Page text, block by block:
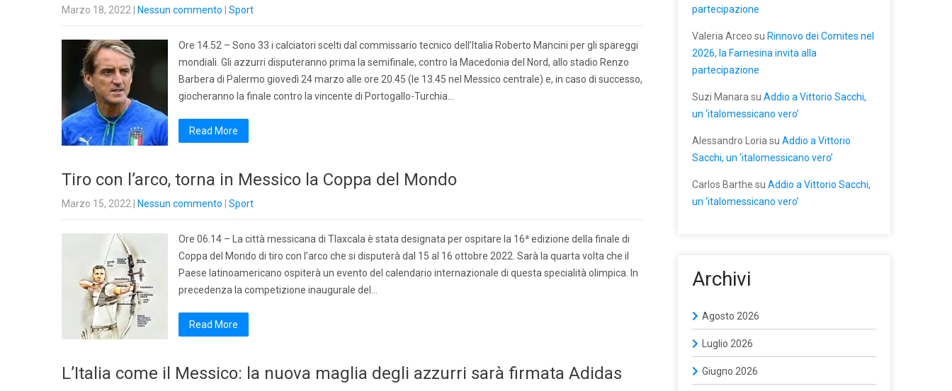
Marzo 18, 2022 Nessun commento Sport
Ore 14.52 – Sono 33 i calciatori scelti dal commissario tecnico dell’Italia Roberto Mancini per gli spareggi
mondiali. Gli azzurri disputeranno prima la semifinale, contro la Macedonia del Nord, allo stadio Renzo
Barbera di Palermo giovedì 24 marzo alle ore 20.45 (le 13.45 nel Messico centrale) e, in caso di successo,
giocheranno la finale contro la vincente di Portogallo-Turchia…
Read More
Tiro con l’arco, torna in Messico la Coppa del Mondo
Marzo 15, 2022 Nessun commento Sport
Ore 06.14 – La città messicana di Tlaxcala è stata designata per ospitare la 16ª edizione della finale di
Coppa del Mondo di tiro con l’arco che si disputerà dal 15 al 16 ottobre 2022. Sarà la quarta volta che il
Paese latinoamericano ospiterà un evento del calendario internazionale di questa specialità olimpica. In
precedenza la competizione inaugurale del…
Read More
L’Italia come il Messico: la nuova maglia degli azzurri sarà firmata Adidas
partecipazione
Valeria Arceo su Rinnovo dei Comites nel
2026, la Farnesina invita alla
partecipazione
Suzi Manara su Addio a Vittorio Sacchi,
un ‘italomessicano vero’
Alessandro Loria su Addio a Vittorio
Sacchi, un ‘italomessicano vero’
Carlos Barthe su Addio a Vittorio Sacchi,
un ‘italomessicano vero’
Archivi
Agosto 2026
Luglio 2026
Giugno 2026